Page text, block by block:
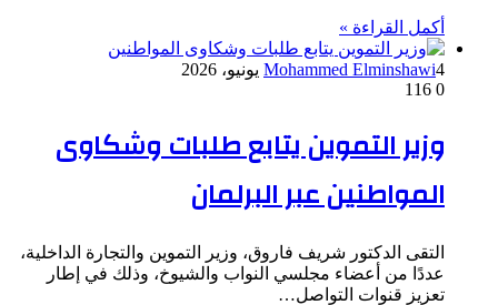
أكمل القراءة »
Mohammed Elminshawi4 يونيو، 2026
0
وزير التموين يتابع طلبات وشكاوى
المواطنين عبر البرلمان
التقى الدكتور شريف فاروق، وزير التموين والتجارة الداخلية،
عددًا من أعضاء مجلسي النواب والشيوخ، وذلك في إطار
تعزيز قنوات التواصل…